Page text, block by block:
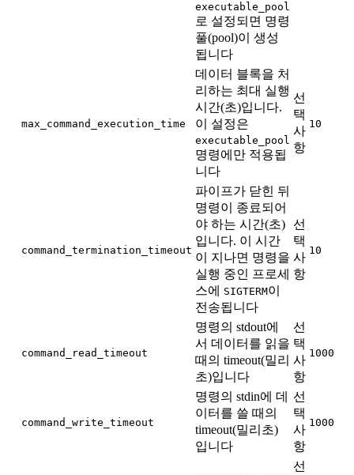
executable_pool
로 설정되면 명령
풀(pool)이 생성
됩니다
max_command_execution_time
데이터 블록을 처
리하는 최대 실행
시간(초)입니다.
이 설정은
executable_pool
명령에만 적용됩
니다
선
택
사
항
10
command_termination_timeout
파이프가 닫힌 뒤
명령이 종료되어
야 하는 시간(초)
입니다. 이 시간
이 지나면 명령을
실행 중인 프로세
스에
SIGTERM이
전송됩니다
선
택
사
항
10
command_read_timeout
명령의 stdout에
서 데이터를 읽을
때의 timeout(밀리
초)입니다
선
택
사
항
10000
command_write_timeout
명령의 stdin에 데
이터를 쓸 때의
timeout(밀리초)
입니다
선
택
사
항
10000
선